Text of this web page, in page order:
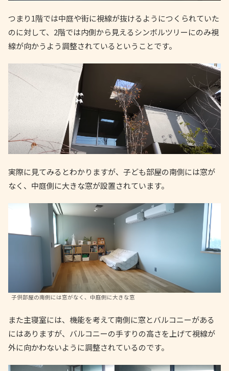
つまり1階では中庭や街に視線が抜けるようにつくられていた
のに対して、2階では内側から見えるシンボルツリーにのみ視
線が向かうよう調整されているということです。
実際に見てみるとわかりますが、子ども部屋の南側には窓が
なく、中庭側に大きな窓が設置されています。
子供部屋の南側には窓がなく、中庭側に大きな窓
また主寝室には、機能を考えて南側に窓とバルコニーがある
にはありますが、バルコニーの手すりの高さを上げて視線が
外に向かわないように調整されているのです。